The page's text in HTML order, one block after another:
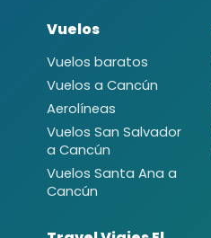
Vuelos
Vuelos baratos
Vuelos a Cancún
Aerolíneas
Vuelos San Salvador
a Cancún
Vuelos Santa Ana a
Cancún